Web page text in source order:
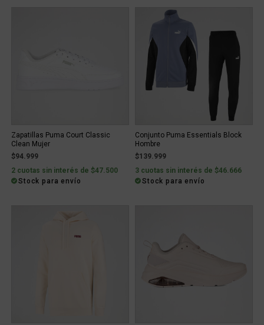
Zapatillas Puma Court Classic
Clean Mujer
$94.999
2 cuotas sin interés de $47.500
Stock para envío
Conjunto Puma Essentials Block
Hombre
$139.999
3 cuotas sin interés de $46.666
Stock para envío